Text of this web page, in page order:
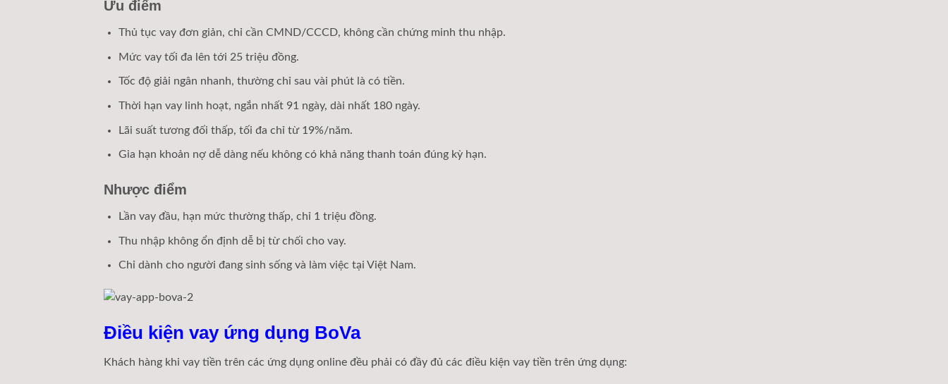
Ưu điểm
Thủ tục vay đơn giản, chỉ cần CMND/CCCD, không cần chứng minh thu nhập.
Mức vay tối đa lên tới 25 triệu đồng.
Tốc độ giải ngân nhanh, thường chỉ sau vài phút là có tiền.
Thời hạn vay linh hoạt, ngắn nhất 91 ngày, dài nhất 180 ngày.
Lãi suất tương đối thấp, tối đa chỉ từ 19%/năm.
Gia hạn khoản nợ dễ dàng nếu không có khả năng thanh toán đúng kỳ hạn.
Nhược điểm
Lần vay đầu, hạn mức thường thấp, chỉ 1 triệu đồng.
Thu nhập không ổn định dễ bị từ chối cho vay.
Chỉ dành cho người đang sinh sống và làm việc tại Việt Nam.
Điều kiện vay ứng dụng BoVa
Khách hàng khi vay tiền trên các ứng dụng online đều phải có đầy đủ các điều kiện vay tiền trên ứng dụng: